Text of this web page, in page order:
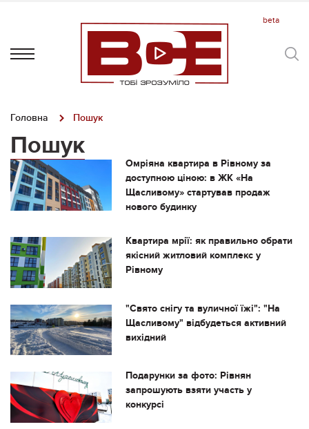
Головна Пошук
Пошук
Омріяна квартира в Рівному за
доступною ціною: в ЖК «На
Щасливому» стартував продаж
нового будинку
Квартира мрії: як правильно обрати
якісний житловий комплекс у
Рівному
"Свято снігу та вуличної їжі": "На
Щасливому" відбудеться активний
вихідний
Подарунки за фото: Рівнян
запрошують взяти участь у
конкурсі